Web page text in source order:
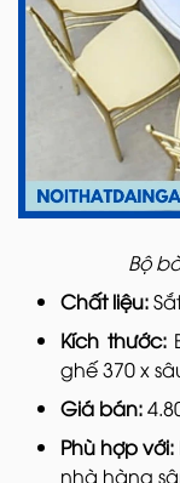
Bộ
Chất liệu:
Kích thước:
ghế 370 x
Giá bán:
Phù hợp với:
nhà hàng